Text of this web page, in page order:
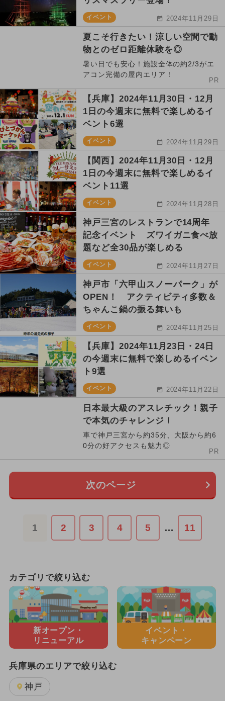
イベント 2024年11月29日
夏こそ行きたい！涼しい空間で動
物とのゼロ距離体験を◎
暑い日でも安心！施設全体の約2/3がエ
アコン完備の屋内エリア！
PR
【兵庫】2024年11月30日・12月
1日の今週末に無料で楽しめるイ
ベント6選
イベント 2024年11月29日
【関西】2024年11月30日・12月
1日の今週末に無料で楽しめるイ
ベント11選
イベント 2024年11月28日
神戸三宮のレストランで14周年
記念イベント ズワイガニ食べ放
題など全30品が楽しめる
イベント 2024年11月27日
神戸市「六甲山スノーパーク」が
OPEN！ アクティビティ多数＆
ちゃんこ鍋の振る舞いも
イベント 2024年11月25日
【兵庫】2024年11月23日・24日
の今週末に無料で楽しめるイベン
ト9選
イベント 2024年11月22日
日本最大級のアスレチック！親子
で本気のチャレンジ！
車で神戸三宮から約35分、大阪から約6
0分の好アクセスも魅力◎
PR
次のページ
1 2 3 4 5 … 11
カテゴリで絞り込む
新オープン・
リニューアル
イベント・
キャンペーン
兵庫県のエリアで絞り込む
神戸